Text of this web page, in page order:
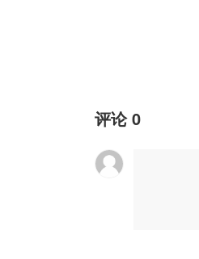
评论0